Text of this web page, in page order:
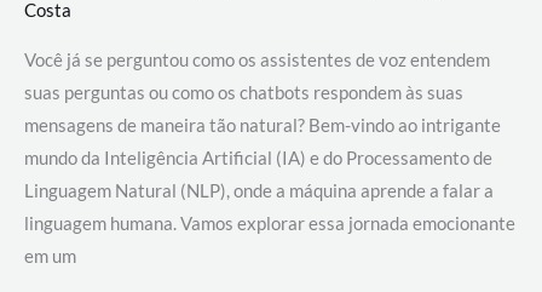
Costa
Você já se perguntou como os assistentes de voz entendem
suas perguntas ou como os chatbots respondem às suas
mensagens de maneira tão natural? Bem-vindo ao intrigante
mundo da Inteligência Artificial (IA) e do Processamento de
Linguagem Natural (NLP), onde a máquina aprende a falar a
linguagem humana. Vamos explorar essa jornada emocionante
em um